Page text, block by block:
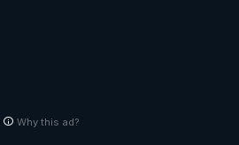
Why this ad?